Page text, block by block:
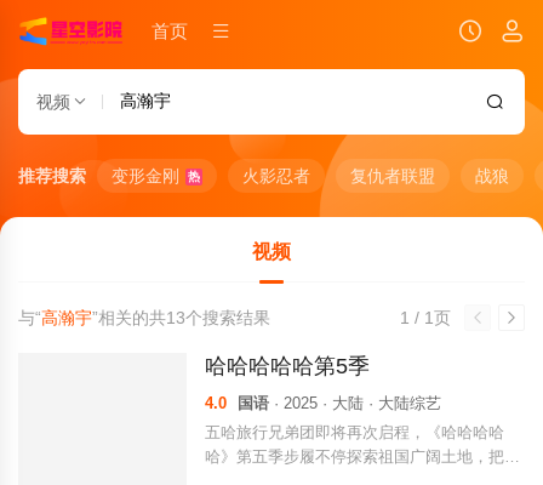
首页
视频
推荐搜索 变形金刚 热 火影忍者 复仇者联盟 战狼
视频
1 / 1页
与“高瀚宇”相关的共13个搜索结果
哈哈哈哈哈第5季
4.0 国语 · 2025 · 大陆 · 大陆综艺
五哈旅行兄弟团即将再次启程，《哈哈哈哈
哈》第五季步履不停探索祖国广阔土地，把快